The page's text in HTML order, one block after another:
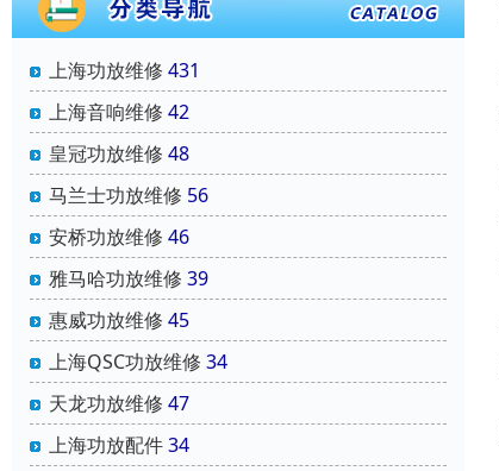
上海功放维修 431
上海音响维修 42
皇冠功放维修 48
马兰士功放维修 56
安桥功放维修 46
雅马哈功放维修 39
惠威功放维修 45
上海QSC功放维修 34
天龙功放维修 47
上海功放配件34